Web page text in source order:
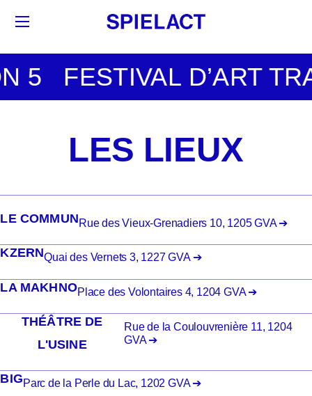
5 ­ ­ FESTIVAL D’ART
LES LIEUX
LE COMMUNRue des Vieux-Grenadiers 10, 1205 GVA ➔
KZERNQuai des Vernets 3, 1227 GVA ➔
LA MAKHNOPlace des Volontaires 4, 1204 GVA ➔
THÉÂTRE DE
L'USINE
Rue de la Coulouvrenière 11, 1204
GVA ➔
BIGParc de la Perle du Lac, 1202 GVA ➔